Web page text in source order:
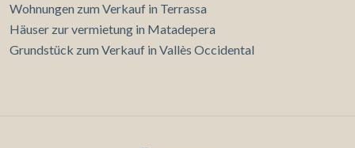
Wohnungen zum Verkauf in Terrassa
Häuser zur vermietung in Matadepera
Grundstück zum Verkauf in Vallès Occidental